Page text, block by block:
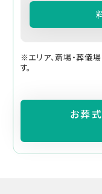
※エリア、斎場・葬儀
す。
お葬